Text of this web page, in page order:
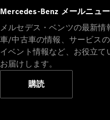
試乗リクエ
スト
オンライン
ショールー
ム
SUV
Mercedes-Benz メールニュ
メルセデス・ベンツの最新
車/中古車の情報、サービス
イベント情報など、お役立て
お届けします。
購読